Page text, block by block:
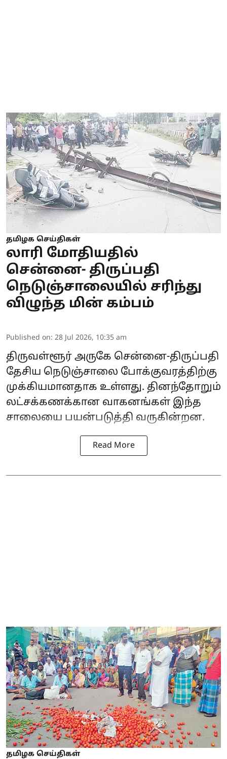
தமிழக செய்திகள்
லாரி மோதியதில்
சென்னை- திருப்பதி
நெடுஞ்சாலையில் சரிந்து
விழுந்த மின் கம்பம்
Published on: 28 Jul 2026, 10:35 am
திருவள்ளூர் அருகே சென்னை-திருப்பதி
தேசிய நெடுஞ்சாலை போக்குவரத்திற்கு
முக்கியமானதாக உள்ளது. தினந்தோறும்
லட்சக்கணக்கான வாகனங்கள் இந்த
சாலையை பயன்படுத்தி வருகின்றன.
Read More
தமிழக செய்திகள்